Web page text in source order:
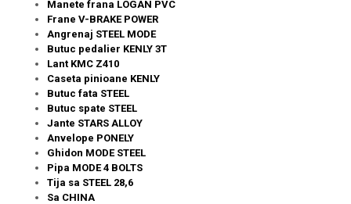
Manete frana LOGAN PVC
Frane V-BRAKE POWER
Angrenaj STEEL MODE
Butuc pedalier KENLY 3T
Lant KMC Z410
Caseta pinioane KENLY
Butuc fata STEEL
Butuc spate STEEL
Jante STARS ALLOY
Anvelope PONELY
Ghidon MODE STEEL
Pipa MODE 4 BOLTS
Tija sa STEEL 28,6
Sa CHINA